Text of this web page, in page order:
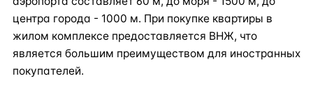
центра города - 1000 м. При покупке квартиры в
жилом комплексе предоставляется ВНЖ, что
является большим преимуществом для иностранных
покупателей.